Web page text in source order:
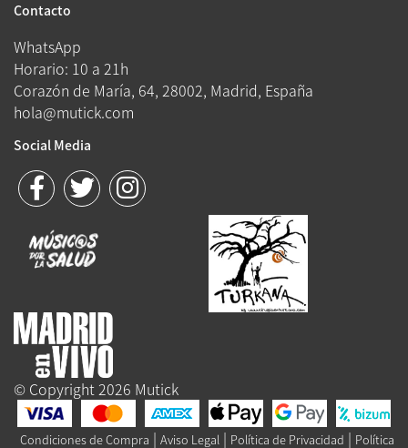
Contacto
WhatsApp
Horario: 10 a 21h
Corazón de María, 64, 28002, Madrid, España
hola@mutick.com
Social Media
© Copyright 2026 Mutick
Condiciones de Compra | Aviso Legal | Política de Privacidad | Política